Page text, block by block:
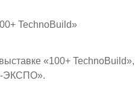
«100+ TechnoBuild»,
ЭКСПО».